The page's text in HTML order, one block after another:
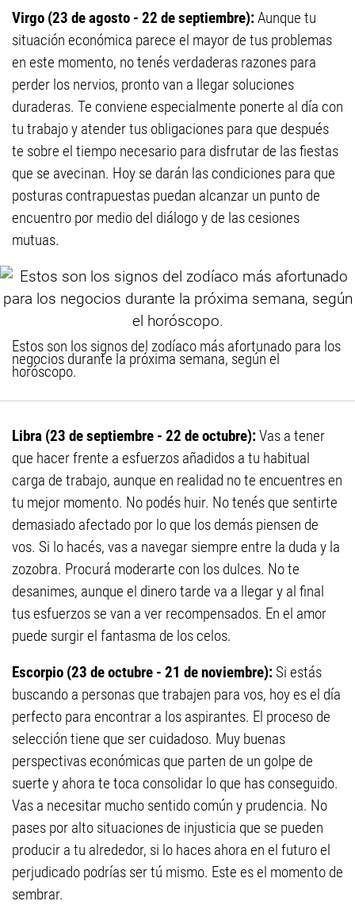
Virgo (23 de agosto - 22 de septiembre):Aunque tu
situación económica parece el mayor de tus problemas
en este momento, no tenés verdaderas razones para
perder los nervios, pronto van a llegar soluciones
duraderas. Te conviene especialmente ponerte al día con
tu trabajo y atender tus obligaciones para que después
te sobre el tiempo necesario para disfrutar de las fiestas
que se avecinan. Hoy se darán las condiciones para que
posturas contrapuestas puedan alcanzar un punto de
encuentro por medio del diálogo y de las cesiones
mutuas.
Estos son los signos del zodíaco más afortunado para los
negocios durante la próxima semana, según el
horóscopo.
Libra (23 de septiembre - 22 de octubre):Vas a tener
que hacer frente a esfuerzos añadidos a tu habitual
carga de trabajo, aunque en realidad no te encuentres en
tu mejor momento. No podés huir. No tenés que sentirte
demasiado afectado por lo que los demás piensen de
vos. Si lo hacés, vas a navegar siempre entre la duda y la
zozobra. Procurá moderarte con los dulces. No te
desanimes, aunque el dinero tarde va a llegar y al final
tus esfuerzos se van a ver recompensados. En el amor
puede surgir el fantasma de los celos.
Escorpio (23 de octubre - 21 de noviembre): Si estás
buscando a personas que trabajen para vos, hoy es el día
perfecto para encontrar a los aspirantes. El proceso de
selección tiene que ser cuidadoso. Muy buenas
perspectivas económicas que parten de un golpe de
suerte y ahora te toca consolidar lo que has conseguido.
Vas a necesitar mucho sentido común y prudencia. No
pases por alto situaciones de injusticia que se pueden
producir a tu alrededor, si lo haces ahora en el futuro el
perjudicado podrías ser tú mismo. Este es el momento de
sembrar.